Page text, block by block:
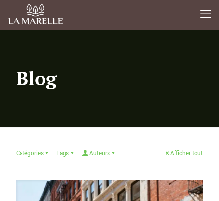
Blog
Catégories Tags Auteurs Afficher tout